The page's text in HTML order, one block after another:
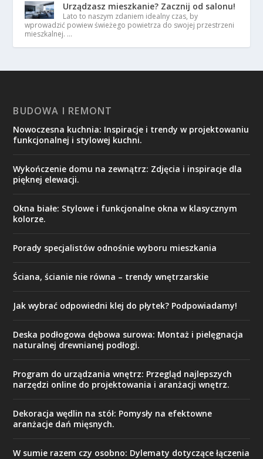
Urządzasz mieszkanie? Zacznij od salonu!
Lato to naszym zdaniem idealny czas, by
wprowadzić powiew świeżego powietrza do swojej przestrzeni
mieszkalnej. …
BUDOWA I REMONT
Nowoczesna kuchnia: Inspiracje i trendy w projektowaniu
funkcjonalnej i stylowej kuchni.
Wykończenie domu na zewnątrz: Zdjęcia i inspiracje dla
pięknej elewacji.
Okna białe: Stylowe i funkcjonalne okna w klasycznym
kolorze.
Porady specjalistów odnośnie wyboru mieszkania
Ściana, ścianie nie równa – trendy wnętrzarskie
Jak wybrać odpowiedni klej do płytek? Podpowiadamy!
Deska podłogowa dębowa surowa: Montaż i pielęgnacja
naturalnej drewnianej podłogi.
Program do urządzania wnętrz: Przegląd najlepszych
narzędzi online do projektowania i aranżacji wnętrz.
Dekoracja wędlin na stół: Pomysły na efektowne
aranżacje dań mięsnych.
W sumie razem czy osobno: Dylematy dotyczące łączenia